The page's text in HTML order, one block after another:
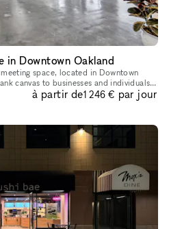
in Downtown Oakland
space, located in Downtown
important milesto
à partir de1 246 € par jour